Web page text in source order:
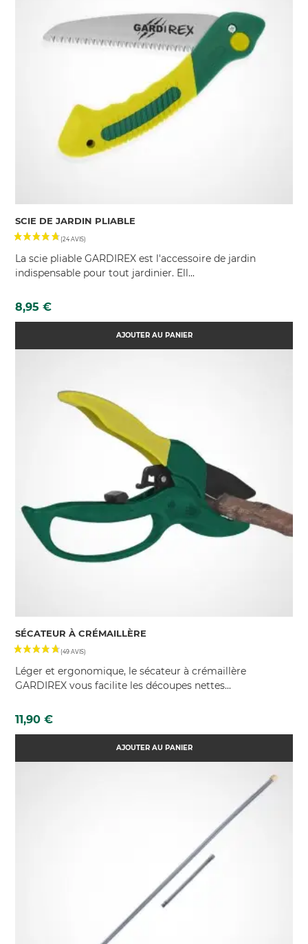
SCIE DE JARDIN PLIABLE
La scie pliable GARDIREX est l'accessoire de jardin
indispensable pour tout jardinier. Ell...
Prix
8,95 €
AJOUTER AU PANIER
SÉCATEUR À CRÉMAILLÈRE
Léger et ergonomique, le sécateur à crémaillère
GARDIREX vous facilite les découpes nettes...
Prix
11,90 €
AJOUTER AU PANIER